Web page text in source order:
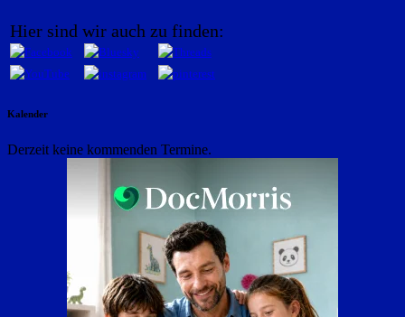
Hier sind wir auch zu finden:
Kalender
Derzeit keine kommenden Termine.